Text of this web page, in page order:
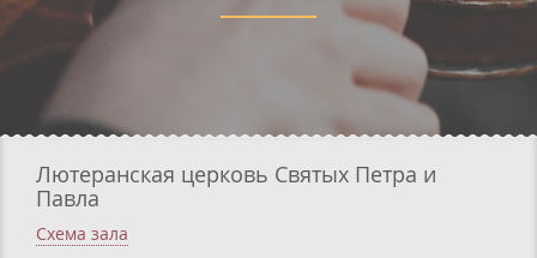
Лютеранская церковь Святых Петра и
Павла
Схема зала